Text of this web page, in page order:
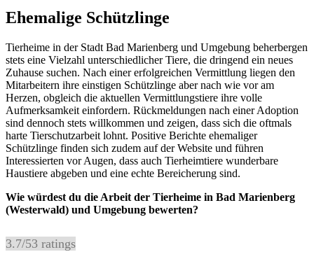
Ehemalige Schützlinge
Tierheime in der Stadt Bad Marienberg und Umgebung beherbergen
stets eine Vielzahl unterschiedlicher Tiere, die dringend ein neues
Zuhause suchen. Nach einer erfolgreichen Vermittlung liegen den
Mitarbeitern ihre einstigen Schützlinge aber nach wie vor am
Herzen, obgleich die aktuellen Vermittlungstiere ihre volle
Aufmerksamkeit einfordern. Rückmeldungen nach einer Adoption
sind dennoch stets willkommen und zeigen, dass sich die oftmals
harte Tierschutzarbeit lohnt. Positive Berichte ehemaliger
Schützlinge finden sich zudem auf der Website und führen
Interessierten vor Augen, dass auch Tierheimtiere wunderbare
Haustiere abgeben und eine echte Bereicherung sind.
Wie würdest du die Arbeit der Tierheime in Bad Marienberg
(Westerwald) und Umgebung bewerten?
3.7/53 ratings